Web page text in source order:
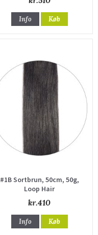
Info Køb
#1B Sortbrun, 50cm, 50g,
Loop Hair
kr.410
Info Køb